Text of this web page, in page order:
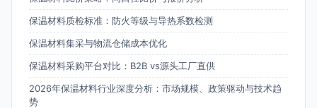
保温材料质检标准：防火等级与导热系数检测
保温材料集采与物流仓储成本优化
保温材料采购平台对比：B2B vs源头工厂直供
2026年保温材料行业深度分析：市场规模、政策驱动与技术趋
势